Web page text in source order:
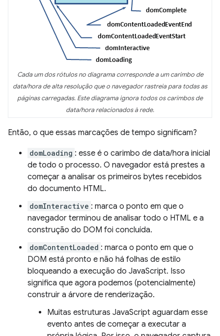
Cada um dos rótulos no diagrama corresponde a um carimbo de
data/hora de alta resolução que o navegador rastreia para todas as
páginas carregadas. Este diagrama ignora todos os carimbos de
data/hora relacionados à rede.
Então, o que essas marcações de tempo significam?
domLoading : esse é o carimbo de data/hora inicial
de todo o processo. O navegador está prestes a
começar a analisar os primeiros bytes recebidos
do documento HTML.
domInteractive : marca o ponto em que o
navegador terminou de analisar todo o HTML e a
construção do DOM foi concluída.
domContentLoaded : marca o ponto em que o
DOM está pronto e não há folhas de estilo
bloqueando a execução do JavaScript. Isso
significa que agora podemos (potencialmente)
construir a árvore de renderização.
Muitas estruturas JavaScript aguardam esse
evento antes de começar a executar a